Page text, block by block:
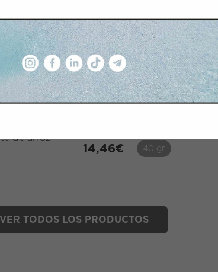
de arroz
COLOR MUD 7.0
14,46€ 40 gr
VER TODOS LOS PRODUCTOS